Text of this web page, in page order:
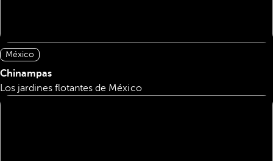
México
Chinampas
Los jardines flotantes de México